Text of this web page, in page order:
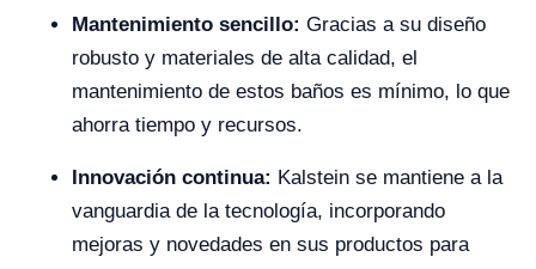
Mantenimiento sencillo: Gracias a su diseño
robusto y materiales de alta calidad, el
mantenimiento de estos baños es mínimo, lo que
ahorra tiempo y recursos.
Innovación continua: Kalstein se mantiene a la
vanguardia de la tecnología, incorporando
mejoras y novedades en sus productos para